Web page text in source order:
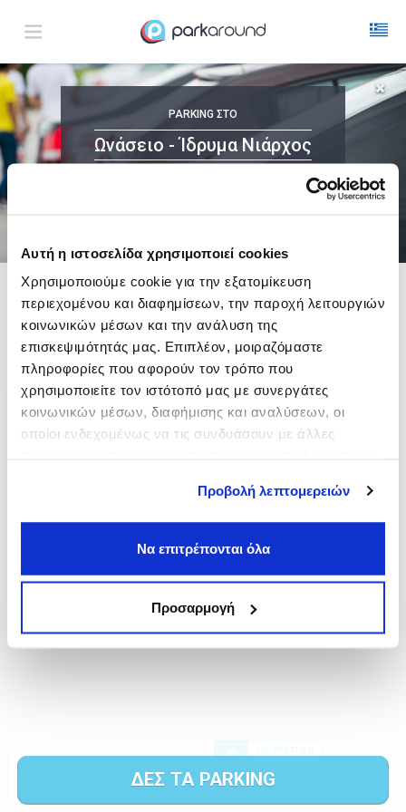
Αυτή η ιστοσελίδα χρησιμοποιεί cookies
Χρησιμοποιούμε cookie για την εξατομίκευση
περιεχομένου και διαφημίσεων, την παροχή λειτουργιών
κοινωνικών μέσων και την ανάλυση της
επισκεψιμότητάς μας. Επιπλέον, μοιραζόμαστε
πληροφορίες που αφορούν τον τρόπο που
χρησιμοποιείτε τον ιστότοπό μας με συνεργάτες
κοινωνικών μέσων, διαφήμισης και αναλύσεων, οι
οποίοι ενδεχομένως να τις συνδυάσουν με άλλες
Προβολή λεπτομερειών
Να επιτρέπονται όλα
Προσαρμογή
PARKING ΣΤΟ
Ωνάσειο - Ίδρυμα Νιάρχος
Δες τώρα τα parking στο χάρτη και σύγκρινετιμή
καιαπόσταση
ΔΕΣ ΤΑ PARKING
Ωνάσειο - Ίδρυμα Νιάρχος
ΑΦΙΞΗ Παρ 07 Αυγ 16:30